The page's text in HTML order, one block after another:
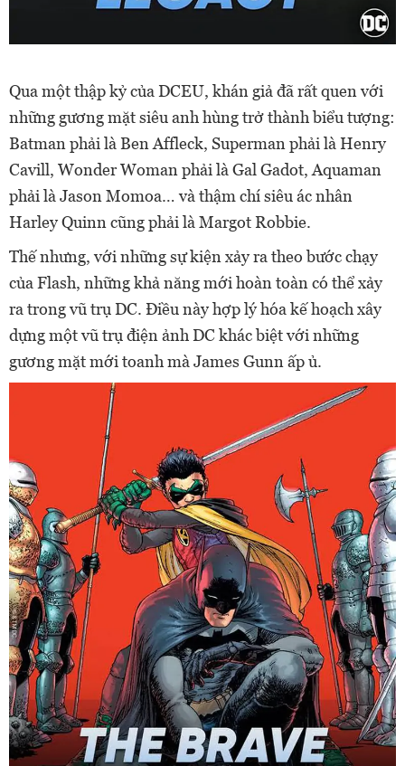
Qua một thập kỷ của DCEU, khán giả đã rất quen với
những gương mặt siêu anh hùng trở thành biểu tượng:
Batman phải là Ben Affleck, Superman phải là Henry
Cavill, Wonder Woman phải là Gal Gadot, Aquaman
phải là Jason Momoa… và thậm chí siêu ác nhân
Harley Quinn cũng phải là Margot Robbie.
Thế nhưng, với những sự kiện xảy ra theo bước chạy
của Flash, những khả năng mới hoàn toàn có thể xảy
ra trong vũ trụ DC. Điều này hợp lý hóa kế hoạch xây
dựng một vũ trụ điện ảnh DC khác biệt với những
gương mặt mới toanh mà James Gunn ấp ủ.